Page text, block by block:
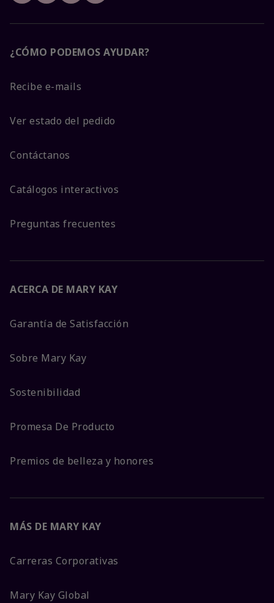
¿CÓMO PODEMOS AYUDAR?
Recibe e-mails
Ver estado del pedido
Contáctanos
Catálogos interactivos
Preguntas frecuentes
ACERCA DE MARY KAY
Garantía de Satisfacción
Sobre Mary Kay
Sostenibilidad
Promesa De Producto
Premios de belleza y honores
MÁS DE MARY KAY
Carreras Corporativas
Mary Kay Global